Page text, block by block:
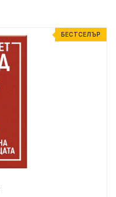
БЕСТСЕЛЪР